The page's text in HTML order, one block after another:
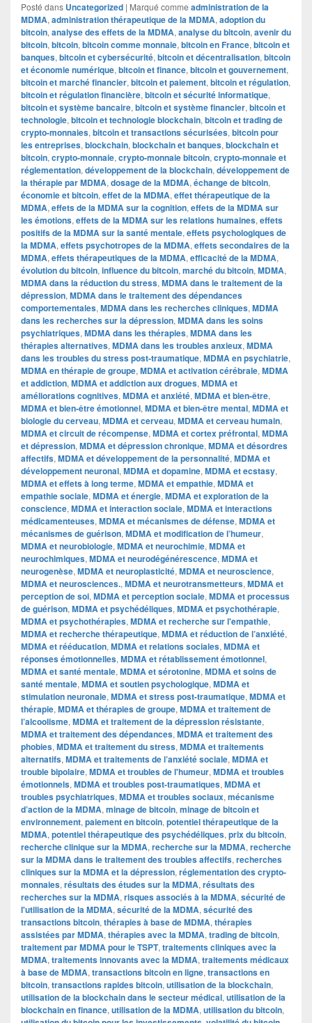
Posté dans Uncategorized | Marqué comme administration de la
MDMA, administration thérapeutique de la MDMA, adoption du
bitcoin, analyse des effets de la MDMA, analyse du bitcoin, avenir du
bitcoin, bitcoin, bitcoin comme monnaie, bitcoin en France, bitcoin et
banques, bitcoin et cybersécurité, bitcoin et décentralisation, bitcoin
et économie numérique, bitcoin et finance, bitcoin et gouvernement,
bitcoin et marché financier, bitcoin et paiement, bitcoin et régulation,
bitcoin et régulation financière, bitcoin et sécurité informatique,
bitcoin et système bancaire, bitcoin et système financier, bitcoin et
technologie, bitcoin et technologie blockchain, bitcoin et trading de
crypto-monnaies, bitcoin et transactions sécurisées, bitcoin pour
les entreprises, blockchain, blockchain et banques, blockchain et
bitcoin, crypto-monnaie, crypto-monnaie bitcoin, crypto-monnaie et
réglementation, développement de la blockchain, développement de
la thérapie par MDMA, dosage de la MDMA, échange de bitcoin,
économie et bitcoin, effet de la MDMA, effet thérapeutique de la
MDMA, effets de la MDMA sur la cognition, effets de la MDMA sur
les émotions, effets de la MDMA sur les relations humaines, effets
positifs de la MDMA sur la santé mentale, effets psychologiques de
la MDMA, effets psychotropes de la MDMA, effets secondaires de la
MDMA, effets thérapeutiques de la MDMA, efficacité de la MDMA,
évolution du bitcoin, influence du bitcoin, marché du bitcoin, MDMA,
MDMA dans la réduction du stress, MDMA dans le traitement de la
dépression, MDMA dans le traitement des dépendances
comportementales, MDMA dans les recherches cliniques, MDMA
dans les recherches sur la dépression, MDMA dans les soins
psychiatriques, MDMA dans les thérapies, MDMA dans les
thérapies alternatives, MDMA dans les troubles anxieux, MDMA
dans les troubles du stress post-traumatique, MDMA en psychiatrie,
MDMA en thérapie de groupe, MDMA et activation cérébrale, MDMA
et addiction, MDMA et addiction aux drogues, MDMA et
améliorations cognitives, MDMA et anxiété, MDMA et bien-être,
MDMA et bien-être émotionnel, MDMA et bien-être mental, MDMA et
biologie du cerveau, MDMA et cerveau, MDMA et cerveau humain,
MDMA et circuit de récompense, MDMA et cortex préfrontal, MDMA
et dépression, MDMA et dépression chronique, MDMA et désordres
affectifs, MDMA et développement de la personnalité, MDMA et
développement neuronal, MDMA et dopamine, MDMA et ecstasy,
MDMA et effets à long terme, MDMA et empathie, MDMA et
empathie sociale, MDMA et énergie, MDMA et exploration de la
conscience, MDMA et interaction sociale, MDMA et interactions
médicamenteuses, MDMA et mécanismes de défense, MDMA et
mécanismes de guérison, MDMA et modification de l’humeur,
MDMA et neurobiologie, MDMA et neurochimie, MDMA et
neurochimiques, MDMA et neurodégénérescence, MDMA et
neurogenèse, MDMA et neuroplasticité, MDMA et neuroscience,
MDMA et neurosciences., MDMA et neurotransmetteurs, MDMA et
perception de soi, MDMA et perception sociale, MDMA et processus
de guérison, MDMA et psychédéliques, MDMA et psychothérapie,
MDMA et psychothérapies, MDMA et recherche sur l'empathie,
MDMA et recherche thérapeutique, MDMA et réduction de l’anxiété,
MDMA et rééducation, MDMA et relations sociales, MDMA et
réponses émotionnelles, MDMA et rétablissement émotionnel,
MDMA et santé mentale, MDMA et sérotonine, MDMA et soins de
santé mentale, MDMA et soutien psychologique, MDMA et
stimulation neuronale, MDMA et stress post-traumatique, MDMA et
thérapie, MDMA et thérapies de groupe, MDMA et traitement de
l’alcoolisme, MDMA et traitement de la dépression résistante,
MDMA et traitement des dépendances, MDMA et traitement des
phobies, MDMA et traitement du stress, MDMA et traitements
alternatifs, MDMA et traitements de l’anxiété sociale, MDMA et
trouble bipolaire, MDMA et troubles de l'humeur, MDMA et troubles
émotionnels, MDMA et troubles post-traumatiques, MDMA et
troubles psychiatriques, MDMA et troubles sociaux, mécanisme
d’action de la MDMA, minage de bitcoin, minage de bitcoin et
environnement, paiement en bitcoin, potentiel thérapeutique de la
MDMA, potentiel thérapeutique des psychédéliques, prix du bitcoin,
recherche clinique sur la MDMA, recherche sur la MDMA, recherche
sur la MDMA dans le traitement des troubles affectifs, recherches
cliniques sur la MDMA et la dépression, réglementation des crypto-
monnaies, résultats des études sur la MDMA, résultats des
recherches sur la MDMA, risques associés à la MDMA, sécurité de
l'utilisation de la MDMA, sécurité de la MDMA, sécurité des
transactions bitcoin, thérapies à base de MDMA, thérapies
assistées par MDMA, thérapies avec la MDMA, trading de bitcoin,
traitement par MDMA pour le TSPT, traitements cliniques avec la
MDMA, traitements innovants avec la MDMA, traitements médicaux
à base de MDMA, transactions bitcoin en ligne, transactions en
bitcoin, transactions rapides bitcoin, utilisation de la blockchain,
utilisation de la blockchain dans le secteur médical, utilisation de la
blockchain en finance, utilisation de la MDMA, utilisation du bitcoin,